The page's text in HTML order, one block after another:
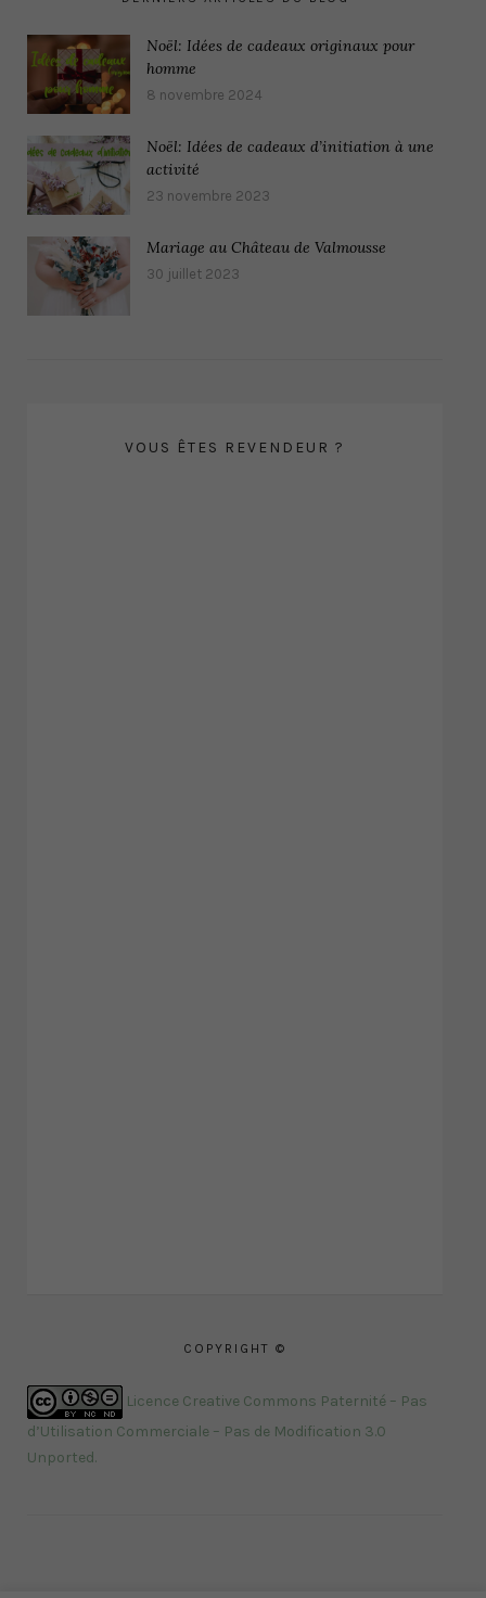
Noël: Idées de cadeaux originaux pour
homme
8 novembre 2024
Noël: Idées de cadeaux d’initiation à une
activité
23 novembre 2023
Mariage au Château de Valmousse
30 juillet 2023
VOUS ÊTES REVENDEUR ?
COPYRIGHT ©
Licence Creative Commons Paternité – Pas
d’Utilisation Commerciale – Pas de Modification 3.0
Unported.